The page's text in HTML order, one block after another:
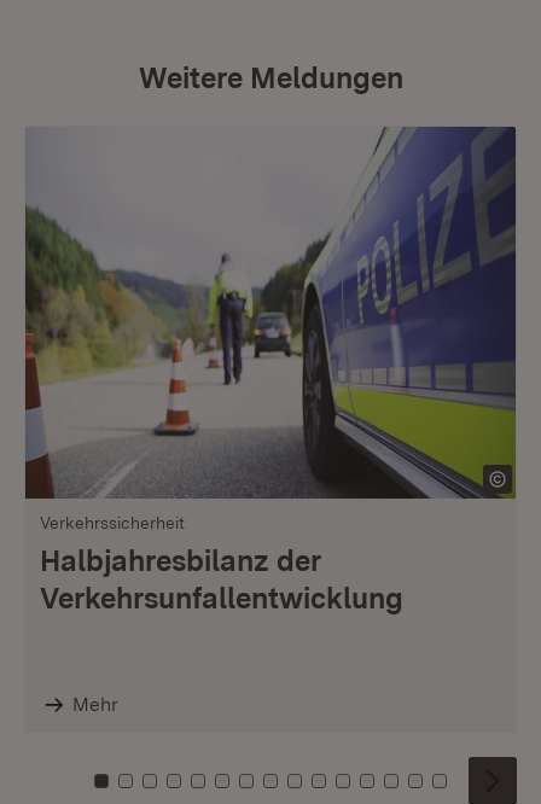
Weitere Meldungen
Verkehrssicherheit
Halbjahresbilanz der
Verkehrsunfallentwicklung
Mehr
Zu Kachel: 0
Zu Kachel: 1
Zu Kachel: 2
Zu Kachel: 3
Zu Kachel: 4
Zu Kachel: 5
Zu Kachel: 6
Zu Kachel: 7
Zu Kachel: 8
Zu Kachel: 9
Zu Kachel: 10
Zu Kachel: 11
Zu Kachel: 12
Zu Kachel:
Zu